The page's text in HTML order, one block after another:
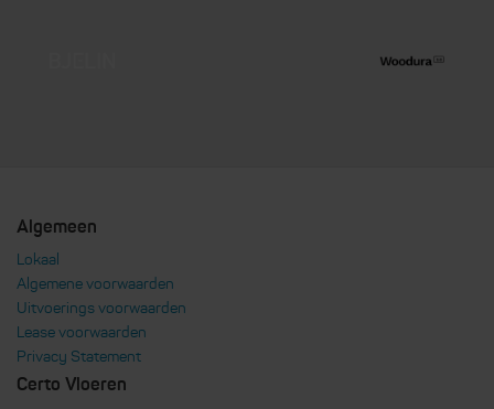
Algemeen
Lokaal
Algemene voorwaarden
Uitvoerings voorwaarden
Lease voorwaarden
Privacy Statement
Certo Vloeren